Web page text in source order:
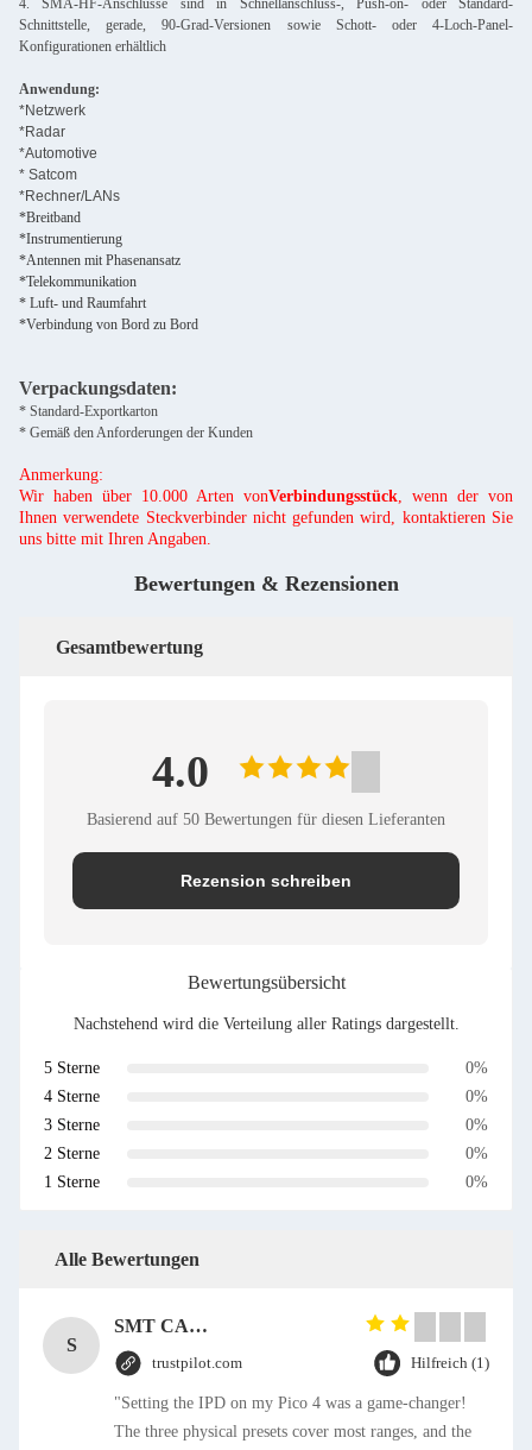
4. SMA-HF-Anschlüsse sind in Schnellanschluss-, Push-on- oder Standard-
Schnittstelle, gerade, 90-Grad-Versionen sowie Schott- oder 4-Loch-Panel-
Konfigurationen erhältlich
Anwendung:
*Netzwerk
*Radar
*Automotive
* Satcom
*Rechner/LANs
*Breitband
*Instrumentierung
*Antennen mit Phasenansatz
*Telekommunikation
* Luft- und Raumfahrt
*Verbindung von Bord zu Bord
Verpackungsdaten:
* Standard-Exportkarton
* Gemäß den Anforderungen der Kunden
Anmerkung:
Wir haben über 10.000 Arten vonVerbindungsstück, wenn der von
Ihnen verwendete Steckverbinder nicht gefunden wird, kontaktieren Sie
uns bitte mit Ihren Angaben.
Bewertungen & Rezensionen
Gesamtbewertung
4.0
Basierend auf 50 Bewertungen für diesen Lieferanten
Rezension schreiben
Bewertungsübersicht
Nachstehend wird die Verteilung aller Ratings dargestellt.
5 Sterne
0%
4 Sterne
0%
3 Sterne
0%
2 Sterne
0%
1 Sterne
0%
Alle Bewertungen
S
SMT CAP Type Box Header Connector 1.27mm Pitch Gold Flash Contact Plating
trustpilot.com Hilfreich (1)
"Setting the IPD on my Pico 4 was a game-changer!
The three physical presets cover most ranges, and the